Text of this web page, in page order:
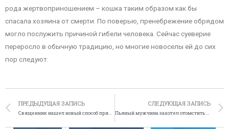
рода жертвоприношением – кошка таким образом как бы
спасала хозяина от смерти. По поверью, пренебрежение обрядом
могло послужить причиной гибели человека. Сейчас суеверие
переросло в обычную традицию, но многие новоселы ей до сих
пор следуют.
ПРЕДЫДУЩАЯ ЗАПИСЬ
Священник нашел новый способ привлекать людей в церковь
СЛЕДУЮЩАЯ ЗАПИСЬ
Пьяный мужчина захотел отомстить ресторану Макдоналдс